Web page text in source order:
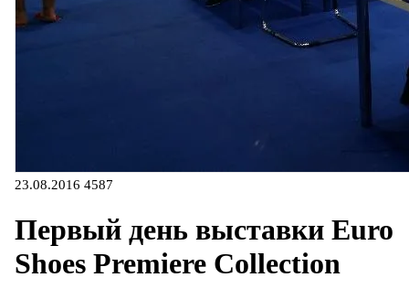
23.08.2016 4587
Первый день выставки Euro
Shoes Premiere Collection